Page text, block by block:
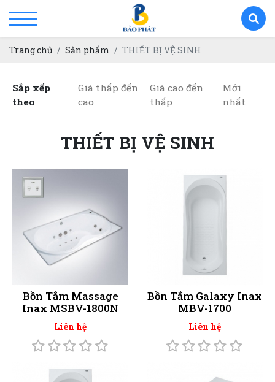
Trang chủ Sản phẩm THIẾT BỊ VỆ SINH
Sắp xếp
theo
Giá thấp đến
cao
Giá cao đến
thấp
Mới
nhất
THIẾT BỊ VỆ SINH
Bồn Tắm Massage
Inax MSBV-1800N
Liên hệ
Bồn Tắm Galaxy Inax
MBV-1700
Liên hệ